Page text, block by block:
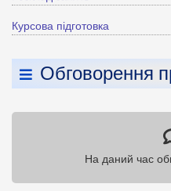
Курсова підготовка
Обговорення
На даний час